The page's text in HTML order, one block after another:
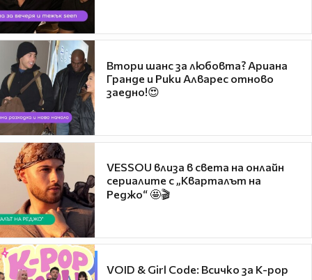
Втори шанс за любовта? Ариана
Гранде и Рики Алварес отново
заедно!😍
VESSOU влиза в света на онлайн
сериалите с „Кварталът на
Реджо“ 🤩🎬
VOID & Girl Code: Всичко за K-pop